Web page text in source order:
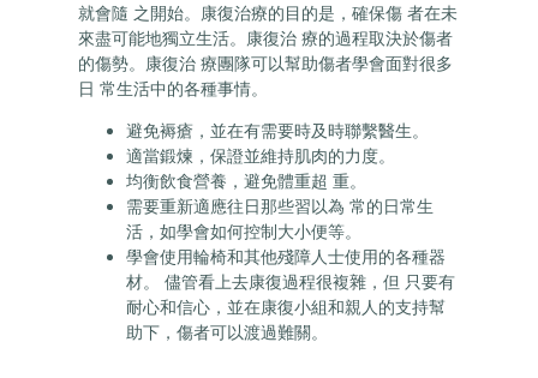
就會隨 之開始。康復治療的目的是，確保傷 者在未
來盡可能地獨立生活。康復治 療的過程取決於傷者
的傷勢。康復治 療團隊可以幫助傷者學會面對很多
日 常生活中的各種事情。
避免褥瘡，並在有需要時及時聯繫醫生。
適當鍛煉，保證並維持肌肉的力度。
均衡飲食營養，避免體重超 重。
需要重新適應往日那些習以為 常的日常生
活，如學會如何控制大小便等。
學會使用輪椅和其他殘障人士使用的各種器
材。 儘管看上去康復過程很複雜，但 只要有
耐心和信心，並在康復小組和親人的支持幫
助下，傷者可以渡過難關。